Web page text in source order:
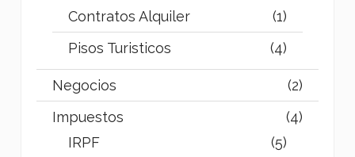
Contratos Alquiler
(1)
Pisos Turisticos
(4)
Negocios
(2)
Impuestos
(4)
IRPF
(5)